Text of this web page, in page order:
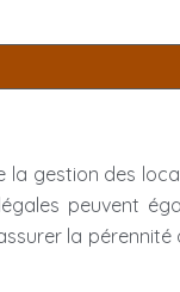
gestion des
peuvent
la